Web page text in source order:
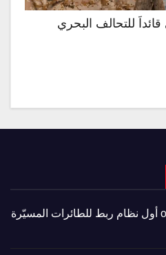
للتحالف البحري
Skywire أول نظام ربط للطائرات المسيّرة